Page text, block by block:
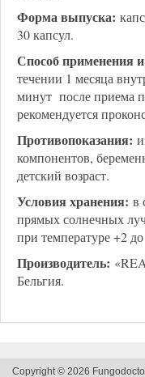
Форма выпуска:
30 капсул.
Способ применения
течении 1 месяца
минут после приема
рекомендуется
Противопоказания:
компонентов,
детский возраст.
Условия хранения: в
прямых солнечных
при температуре +2
Производитель:
Бельгия.
Copyright © 2026